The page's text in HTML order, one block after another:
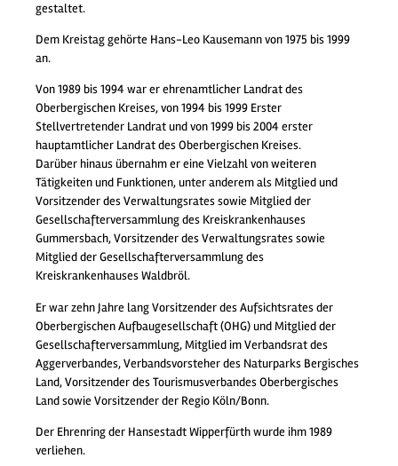
gestaltet.
Dem Kreistag gehörte Hans-Leo Kausemann von 1975 bis 1999
an.
Von 1989 bis 1994 war er ehrenamtlicher Landrat des
Oberbergischen Kreises, von 1994 bis 1999 Erster
Stellvertretender Landrat und von 1999 bis 2004 erster
hauptamtlicher Landrat des Oberbergischen Kreises.
Darüber hinaus übernahm er eine Vielzahl von weiteren
Tätigkeiten und Funktionen, unter anderem als Mitglied und
Vorsitzender des Verwaltungsrates sowie Mitglied der
Gesellschafterversammlung des Kreiskrankenhauses
Gummersbach, Vorsitzender des Verwaltungsrates sowie
Mitglied der Gesellschafterversammlung des
Kreiskrankenhauses Waldbröl.
Er war zehn Jahre lang Vorsitzender des Aufsichtsrates der
Oberbergischen Aufbaugesellschaft (OHG) und Mitglied der
Gesellschafterversammlung, Mitglied im Verbandsrat des
Aggerverbandes, Verbandsvorsteher des Naturparks Bergisches
Land, Vorsitzender des Tourismusverbandes Oberbergisches
Land sowie Vorsitzender der Regio Köln/Bonn.
Der Ehrenring der Hansestadt Wipperfürth wurde ihm 1989
verliehen.